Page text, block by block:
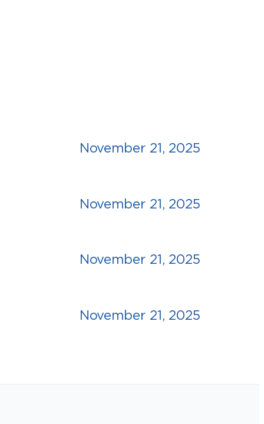
November 21, 2025
November 21, 2025
November 21, 2025
November 21, 2025